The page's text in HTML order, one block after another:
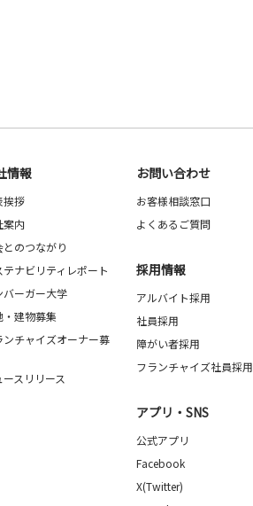
情報
挨拶
案内
とのつながり
テナビリティレポート
バーガー大学
・建物募集
ンチャイズオーナー募
ースリリース
お問い合わせ
お客様相談窓口
よくあるご質問
採用情報
アルバイト採用
社員採用
障がい者採用
フランチャイズ社員採用
アプリ・SNS
公式アプリ
Facebook
X(Twitter)